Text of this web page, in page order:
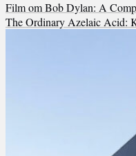
Film om Bob Dylan: A
The Ordinary Azelaic Acid: